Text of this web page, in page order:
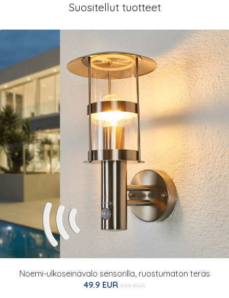
Suositellut tuotteet
Noemi-ulkoseinävalo sensorilla, ruostumaton teräs
49.9 EUR 57.9 EUR